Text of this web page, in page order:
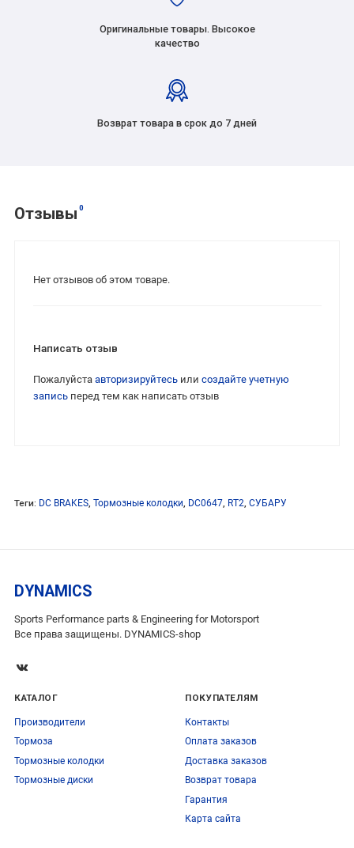
Оригинальные товары. Высокое
качество
Возврат товара в срок до 7 дней
Отзывы 0
Нет отзывов об этом товаре.
Написать отзыв
Пожалуйста авторизируйтесьили создайте учетную
записьперед тем как написать отзыв
Теги: DC BRAKES, Тормозные колодки, DC0647, RT2, СУБАРУ
DYNAMICS
Sports Performance parts & Engineering for Motorsport
Все права защищены. DYNAMICS-shop
КАТАЛОГ
Производители
Тормоза
Тормозные колодки
Тормозные диски
ПОКУПАТЕЛЯМ
Контакты
Оплата заказов
Доставка заказов
Возврат товара
Гарантия
Карта сайта